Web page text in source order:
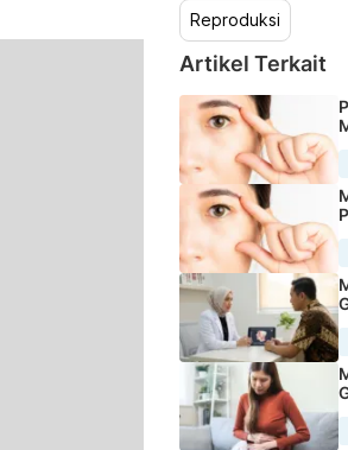
Reproduksi
Artikel Terkait